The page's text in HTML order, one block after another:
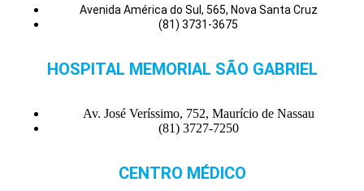
Avenida América do Sul, 565, Nova Santa Cruz
(81) 3731-3675
HOSPITAL MEMORIAL SÃO GABRIEL
Av. José Veríssimo, 752, Maurício de Nassau
(81) 3727-7250
CENTRO MÉDICO